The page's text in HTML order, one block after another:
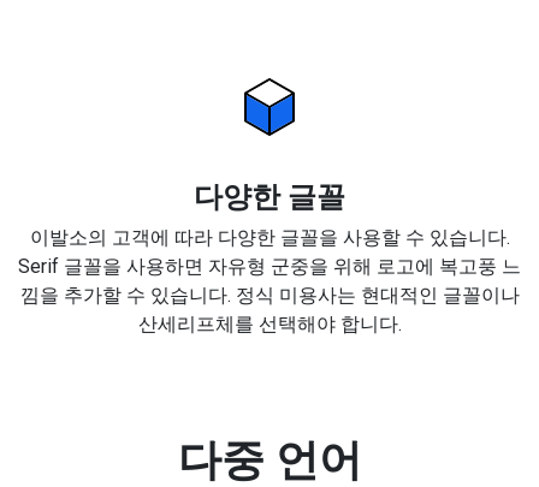
다양한 글꼴
이발소의 고객에 따라 다양한 글꼴을 사용할 수 있습니다.
Serif 글꼴을 사용하면 자유형 군중을 위해 로고에 복고풍 느
낌을 추가할 수 있습니다. 정식 미용사는 현대적인 글꼴이나
산세리프체를 선택해야 합니다.
다중 언어